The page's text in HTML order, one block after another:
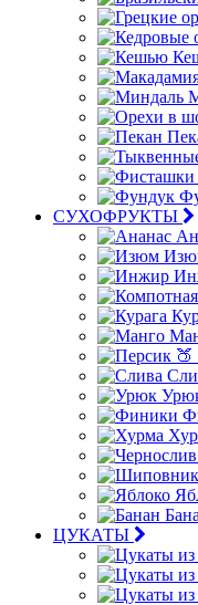
СУХОФРУКТЫ
ЦУКАТЫ